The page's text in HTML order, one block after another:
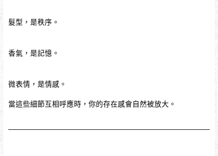
髮型，是秩序。
香氣，是記憶。
微表情，是情感。
當這些細節互相呼應時，你的存在感會自然被放大。